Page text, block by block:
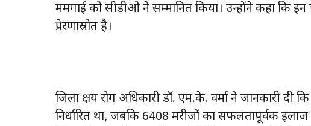
ममगाई को सीडीओ ने सम्मानित किया। उन्होंने कहा कि
प्रेरणास्रोत है।
जिला क्षय रोग अधिकारी डॉ. एम.के. वर्मा ने जानकारी दी
निर्धारित था, जबकि 6408 मरीजों का सफलतापूर्वक